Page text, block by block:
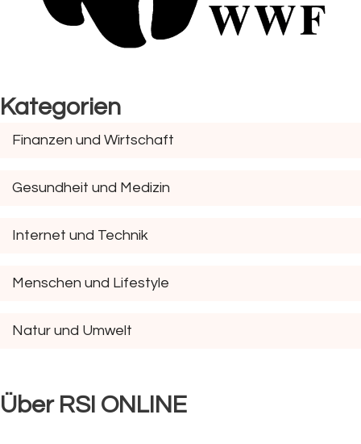
Kategorien
Finanzen und Wirtschaft
Gesundheit und Medizin
Internet und Technik
Menschen und Lifestyle
Natur und Umwelt
Über RSI ONLINE